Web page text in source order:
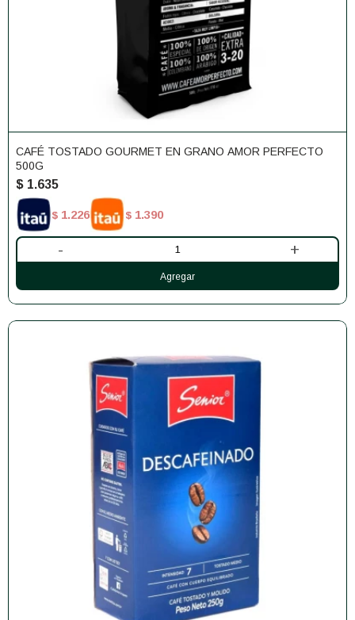
CAFÉ TOSTADO GOURMET EN GRANO AMOR PERFECTO
500G
$ 1.635
$ 1.226 $ 1.390
- +